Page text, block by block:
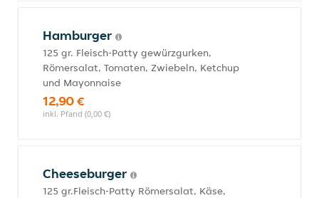
Hamburger
125 gr. Fleisch-Patty gewürzgurken,
Römersalat, Tomaten, Zwiebeln, Ketchup
und Mayonnaise
12,90 €
inkl. Pfand (0,00 €)
Cheeseburger
125 gr.Fleisch-Patty Römersalat, Käse,